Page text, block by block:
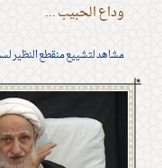
وداع الحبيب ...
مشاهد لتشييع منقطع النظير